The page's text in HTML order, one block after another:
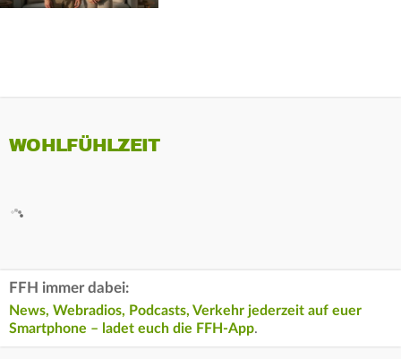
WOHLFÜHLZEIT
FFH immer dabei:
News, Webradios, Podcasts, Verkehr jederzeit auf euer
Smartphone – ladet euch die FFH-App.